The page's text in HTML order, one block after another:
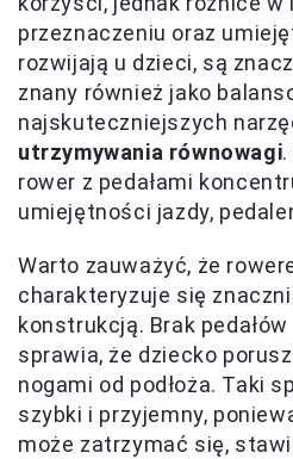
przeznaczeniu oraz
rozwijają u dzieci, są
znany również jako
najskuteczniejszych
utrzymywania równowagi
rower z pedałami
umiejętności jazdy,
Warto zauważyć, że
charakteryzuje się
konstrukcją. Brak
sprawia, że dziecko
nogami od podłoża. Taki
szybki i przyjemny,
może zatrzymać się,